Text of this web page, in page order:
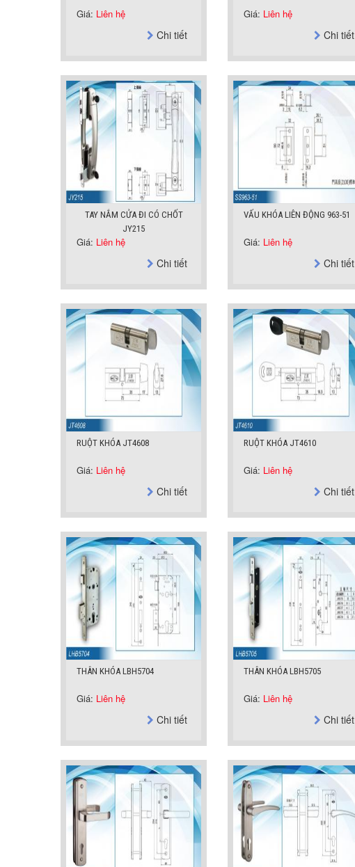
Giá: Liên hệ
Chi tiết
Giá: Liên hệ
Chi tiết
TAY NẮM CỬA ĐI CÓ CHỐT
JY215
Giá: Liên hệ
Chi tiết
VẤU KHÓA LIÊN ĐỘNG 963-51
Giá: Liên hệ
Chi tiết
RUỘT KHÓA JT4608
Giá: Liên hệ
Chi tiết
RUỘT KHÓA JT4610
Giá: Liên hệ
Chi tiết
THÂN KHÓA LBH5704
Giá: Liên hệ
Chi tiết
THÂN KHÓA LBH5705
Giá: Liên hệ
Chi tiết